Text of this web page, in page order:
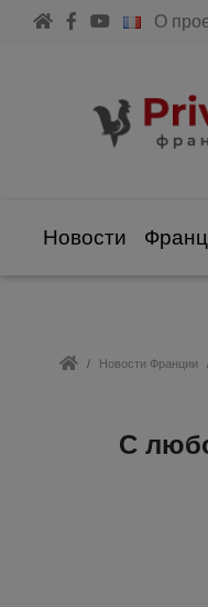
О
Новости
Новости Франции
С